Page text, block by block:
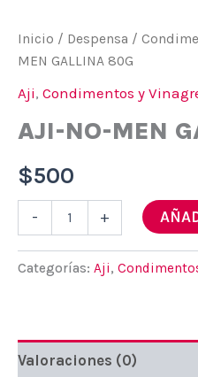
Inicio / Despensa /
MEN GALLINA 80G
Aji, Condimentos y
AJI-NO-MEN
$500
-
GALLINA
+
Categorías: Aji,
Valoraciones (0)